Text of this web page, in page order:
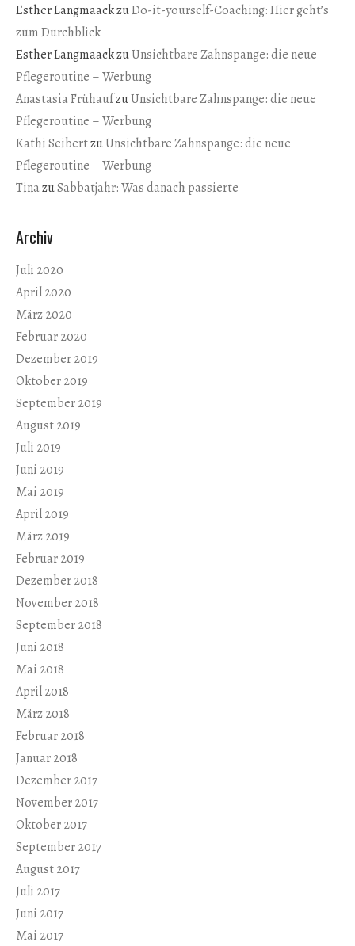
Esther LangmaackzuDo-it-yourself-Coaching: Hier geht’s
zum Durchblick
Esther LangmaackzuUnsichtbare Zahnspange: die neue
Pflegeroutine – Werbung
Anastasia FrühaufzuUnsichtbare Zahnspange: die neue
Pflegeroutine – Werbung
Kathi SeibertzuUnsichtbare Zahnspange: die neue
Pflegeroutine – Werbung
TinazuSabbatjahr: Was danach passierte
Archiv
Juli 2020
April 2020
März 2020
Februar 2020
Dezember 2019
Oktober 2019
September 2019
August 2019
Juli 2019
Juni 2019
Mai 2019
April 2019
März 2019
Februar 2019
Dezember 2018
November 2018
September 2018
Juni 2018
Mai 2018
April 2018
März 2018
Februar 2018
Januar 2018
Dezember 2017
November 2017
Oktober 2017
September 2017
August 2017
Juli 2017
Juni 2017
Mai 2017